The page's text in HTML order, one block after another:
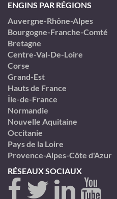
ENGINS PAR RÉGIONS
Auvergne-Rhône-Alpes
Bourgogne-Franche-Comté
Bretagne
Centre-Val-De-Loire
Corse
Grand-Est
Hauts de France
Île-de-France
Normandie
Nouvelle Aquitaine
Occitanie
Pays de la Loire
Provence-Alpes-Côte d'Azur
RÉSEAUX SOCIAUX